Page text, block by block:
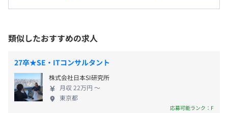
仕事をしているメンバー同士が双方向でお互いに評価する
そのため日常業務の中で、その人がどれだけ自律的に考
されます。
年に2回おこなわれる評価では、能力と成果が評価され、
階級や報酬が更新されます。
このような評価制度は、客観性・納得性が高く、社員の能
束するものではありません。
（※想定年収は年収提示額を保証するものではありません）
あり
なし
・エヴァンジェリスト制度
社内外に発信していくために必要な製品・サービス・コー
ポレートカルチャーの知識の有無を判断する試験を実施
し、合格者には最大20万円の職務手当を支給
き、現在2,200社（320企業グループ）以上の導入実
とDXへの取り組みが、今後の経済成長に向けた喫緊
の課題となっております。日本企業の抱える課題を解
決することは、まさしく当社のミッション・ビジョ
ンを実現することであると考えています。当社はこれ
まで、基幹システムのTCO（総保有コスト）最適化を
通して、攻めのDXへのリソース配置を後押しするこ
とで、お客さまのDXの加速に貢献して参りました。
類似したおすすめの求人
27卒★SE・ITコンサルタント
株式会社日本SI研究所
月収 22万円 〜
東京都
応募可能ランク：F